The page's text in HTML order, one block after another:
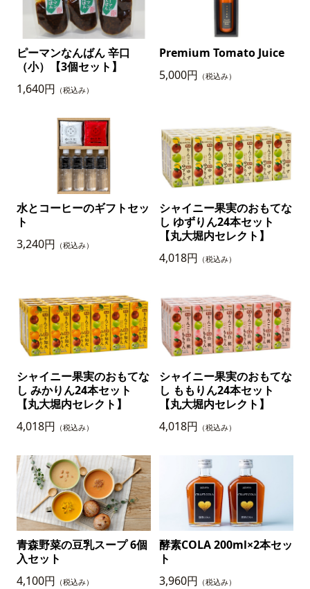
ピーマンなんばん 辛口
（小）【3個セット】
1,640円 （税込み）
Premium Tomato Juice
5,000円 （税込み）
水とコーヒーのギフトセッ
ト
3,240円 （税込み）
シャイニー果実のおもてな
し ゆずりん24本セット
【丸大堀内セレクト】
4,018円 （税込み）
シャイニー果実のおもてな
し みかりん24本セット
【丸大堀内セレクト】
4,018円 （税込み）
シャイニー果実のおもてな
し ももりん24本セット
【丸大堀内セレクト】
4,018円 （税込み）
青森野菜の豆乳スープ 6個
入セット
4,100円 （税込み）
酵素COLA 200ml×2本セッ
ト
3,960円 （税込み）